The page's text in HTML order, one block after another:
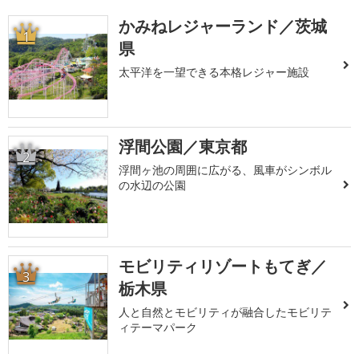
1
かみねレジャーランド／茨城
県
太平洋を一望できる本格レジャー施設
2 浮間公園／東京都
浮間ヶ池の周囲に広がる、風車がシンボル
の水辺の公園
3
モビリティリゾートもてぎ／
栃木県
人と自然とモビリティが融合したモビリテ
ィテーマパーク